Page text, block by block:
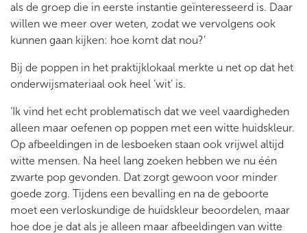
als de groep die in eerste instantie geïnteresseerd is. Daar
willen we meer over weten, zodat we vervolgens ook
kunnen gaan kijken: hoe komt dat nou?’
Bij de poppen in het praktijklokaal merkte u net op dat het
onderwijsmateriaal ook heel ‘wit’ is.
‘Ik vind het echt problematisch dat we veel vaardigheden
alleen maar oefenen op poppen met een witte huidskleur.
Op afbeeldingen in de lesboeken staan ook vrijwel altijd
witte mensen. Na heel lang zoeken hebben we nu één
zwarte pop gevonden. Dat zorgt gewoon voor minder
goede zorg. Tijdens een bevalling en na de geboorte
moet een verloskundige de huidskleur beoordelen, maar
hoe doe je dat als je alleen maar afbeeldingen van witte